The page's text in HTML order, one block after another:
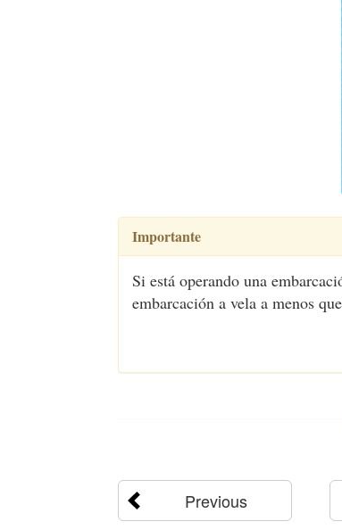
Importante
Si está operando una
embarcación a vela a menos
Previous